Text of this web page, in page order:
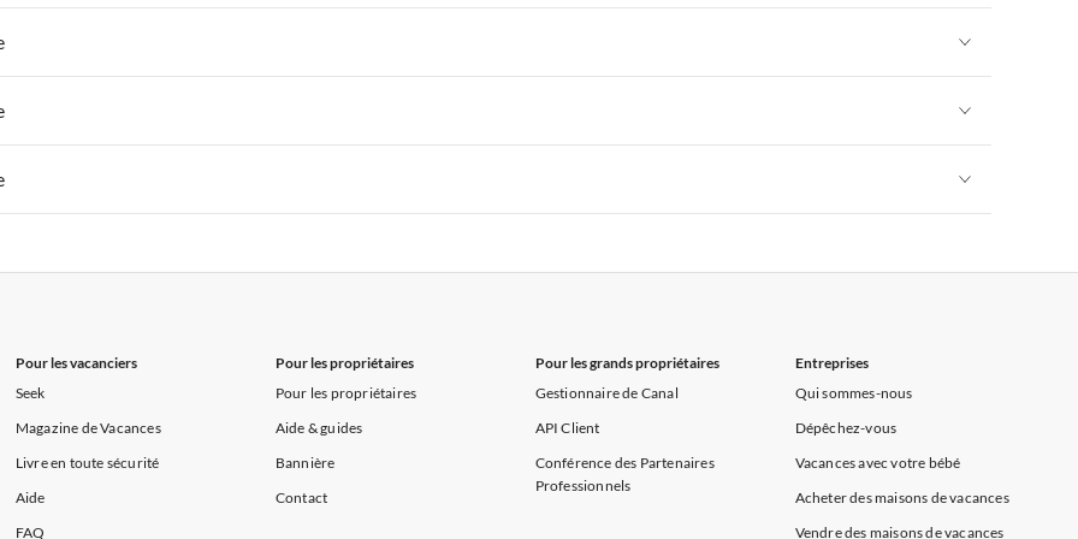
de Vacances à la Normandie Appartements de Vacances à Sud de la France Appartements de Vacances à Provence
de Vacances à Paris-Ile de France
de Vacances à la Normandie Appartements de Vacances à Sud de la France Appartements de Vacances à Provence
de Vacances à Paris-Ile de France
de Vacances à la Normandie Appartements de Vacances à Sud de la France Appartements de Vacances à Provence
de Vacances à Paris-Ile de France
de Vacances à la Normandie Appartements de Vacances à Sud de la France Appartements de Vacances à Provence
Pour les vacanciers
Seek
Magazine de Vacances
Livre en toute sécurité
Aide
FAQ
Pour les propriétaires
Pour les propriétaires
Aide & guides
Bannière
Contact
Pour les grands propriétaires
Gestionnaire de Canal
API Client
Conférence des Partenaires
Professionnels
Entreprises
Qui sommes-nous
Dépêchez-vous
Vacances avec votre bébé
Acheter des maisons de vacances
Vendre des maisons de vacances